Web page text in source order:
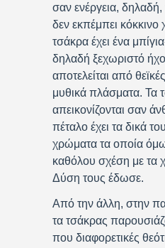
σαν ενέργεια,
δεν εκπέμπει
τσάκρα έχει ένα
δηλαδή ξεχωριστό
αποτελείται από
μυθικά πλάσματα. Τα
απεικονίζονται σαν
πέταλο έχει τα δικά
χρώματα τα οποία
καθόλου σχέση με τα
Δύση τους έδωσε.
Από την άλλη, στην
τα τσάκρας
που διαφορετικές